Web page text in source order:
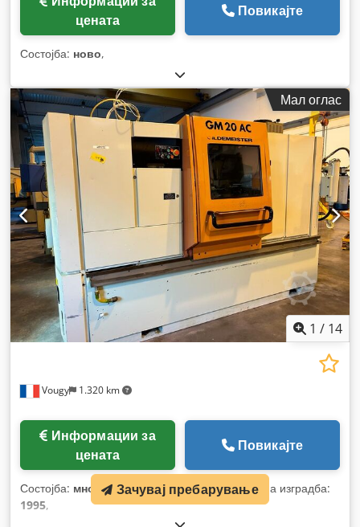
цената
Повикајте
Состојба: ново,
Мал оглас
1 / 14
Vougy 1.320 km
цената
Повикајте
Состојба: многу добро (користено), Година на изградба:
1995,
Зачувај пребарување